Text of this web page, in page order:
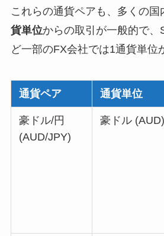
これらの通貨ペアも、多くの国
貨単位からの取引が一般的で、
ど一部のFX会社では1通貨単位
通貨ペア 通貨単位
豪ドル/円
(AUD/JPY)
豪ドル (AUD)